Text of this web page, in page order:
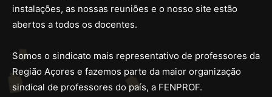
instalações, as nossas reuniões e o nosso site estão
abertos a todos os docentes.
Somos o sindicato mais representativo de professores da
Região Açores e fazemos parte da maior organização
sindical de professores do país, a FENPROF.